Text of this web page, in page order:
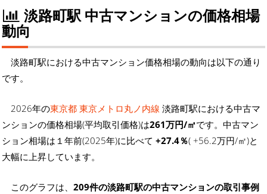
淡路町駅 中古マンションの価格相場
動向
淡路町駅における中古マンション価格相場の動向は以下の通り
です。
2026年の東京都 東京メトロ丸ノ内線 淡路町駅における中古マ
ンションの価格相場(平均取引価格)は261万円/㎡です。中古マン
ション相場は１年前(2025年)に比べて +27.4％( +56.2万円/㎡)と
大幅に上昇しています。
このグラフは、 209件の淡路町駅の中古マンションの取引事例